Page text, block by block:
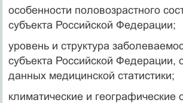
особенности половозрастного
субъекта Российской Федерации;
уровень и структура
субъекта Российской Федерации,
данных медицинской статистики;
климатические и географические